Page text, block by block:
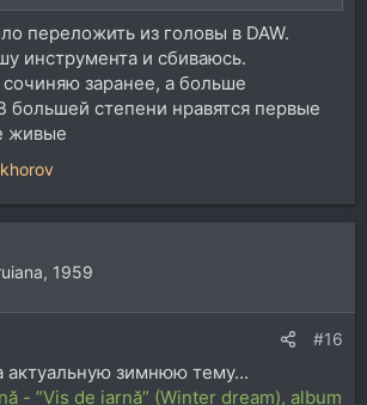
продолжала сочиняться. Сейчас я
для кого-то, я ее просто
в YouTube, отдаю на радио.
для славы, а просто потому что не
и жалко все это потом
также стала сочинять песни
она ничего не сочинила... Я спросил
лет - почему? - Как же можно еще
зная труды стольких великих
то может научить сочинять. Можно
оформлять, гармонизировать,
приемам, но сама музыка от
переложить из головы в DAW.
инструмента и сбиваюсь.
заранее, а больше
большей степени нравятся первые
живые
1959
#16
актуальную зимнюю тему...
- ”Vis de iarnă” (Winter dream), album